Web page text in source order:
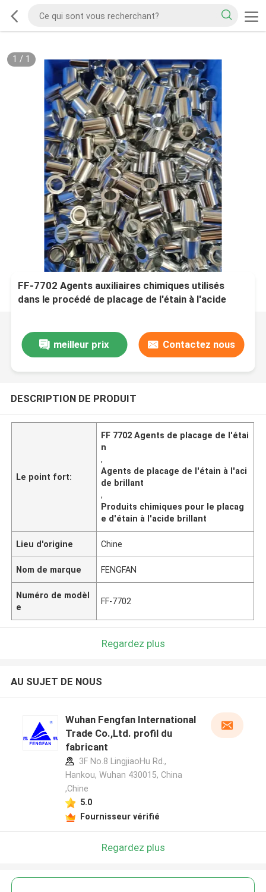
1 / 1
FF-7702 Agents auxiliaires chimiques utilisés
dans le procédé de placage de l'étain à l'acide
meilleur prix Contactez nous
DESCRIPTION DE PRODUIT
Le point fort:
FF 7702 Agents de placage de l'étai
n
,
Agents de placage de l'étain à l'aci
de brillant
,
Produits chimiques pour le placag
e d'étain à l'acide brillant
Lieu d'origine Chine
Nom de marque FENGFAN
Numéro de modèl
e
FF-7702
Regardez plus
AU SUJET DE NOUS
Wuhan Fengfan International
Trade Co.,Ltd. profil du
fabricant
3F No.8 LingjiaoHu Rd.,
Hankou, Wuhan 430015, China
,Chine
5.0
Fournisseur vérifié
Regardez plus